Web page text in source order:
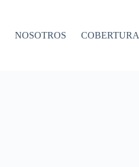
NOSOTROS COBERTURA